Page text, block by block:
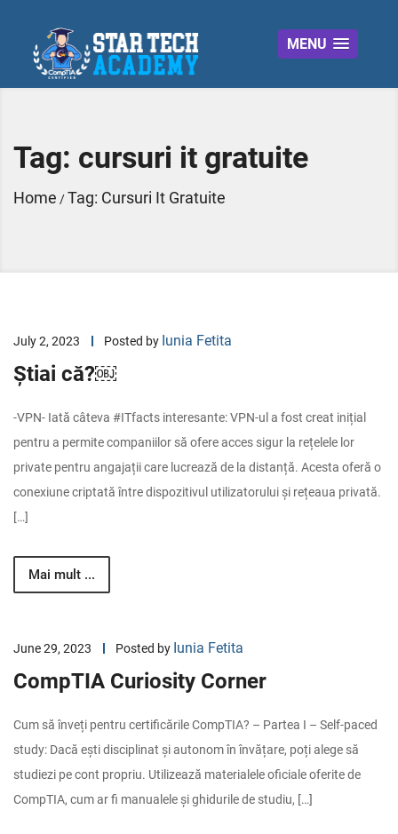
MENU
Tag: cursuri it gratuite
Home /Tag: Cursuri It Gratuite
July 2, 2023 Posted by Iunia Fetita
Știai că?￼
-VPN- Iată câteva #ITfacts interesante: VPN-ul a fost creat inițial
pentru a permite companiilor să ofere acces sigur la rețelele lor
private pentru angajații care lucrează de la distanță. Acesta oferă o
conexiune criptată între dispozitivul utilizatorului și rețeaua privată.
[…]
Mai mult ...
June 29, 2023 Posted by Iunia Fetita
CompTIA Curiosity Corner
Cum să înveți pentru certificările CompTIA? – Partea I – Self-paced
study: Dacă ești disciplinat și autonom în învățare, poți alege să
studiezi pe cont propriu. Utilizează materialele oficiale oferite de
CompTIA, cum ar fi manualele și ghidurile de studiu, […]